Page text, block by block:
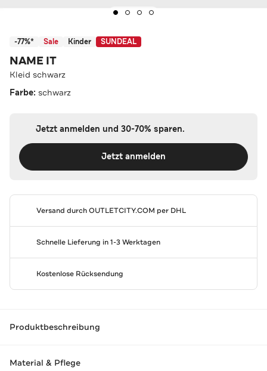
-77%* Sale Kinder SUNDEAL
NAME IT
Kleid schwarz
Farbe: schwarz
Jetzt anmelden und 30-70% sparen.
Jetzt anmelden
Versand durchOUTLETCITY.COM per DHL
Schnelle Lieferung in 1-3 Werktagen
Kostenlose Rücksendung
Produktbeschreibung
Material & Pflege